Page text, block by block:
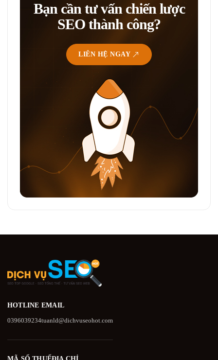
Bạn cần tư vấn chiến lược
SEO thành công?
LIÊN HỆ NGAY
HOTLINE
0396039234
EMAIL
tuanld@dichvuseohot.com